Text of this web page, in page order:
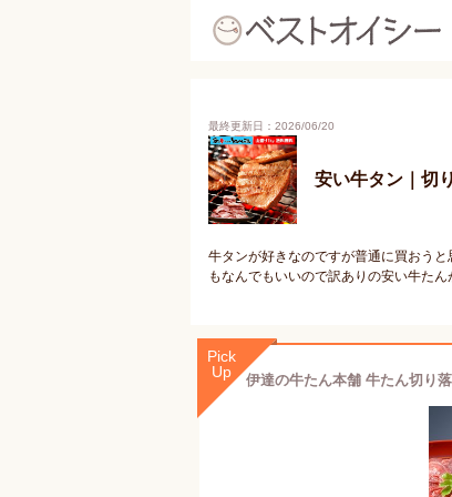
最終更新日：2026/06/20
安い牛タン｜切
牛タンが好きなのですが普通に買おう
もなんでもいいので訳ありの安い牛たん
Pick
Up